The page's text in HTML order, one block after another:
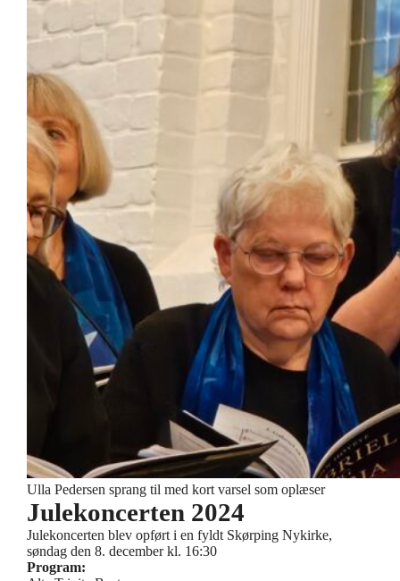
Ulla Pedersen sprang til med kort varsel som oplæser
Julekoncerten 2024
Julekoncerten blev opført i en fyldt Skørping Nykirke,
søndag den 8. december kl. 16:30
Program: